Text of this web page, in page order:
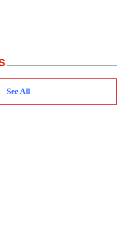
See All